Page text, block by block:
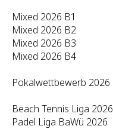
Mixed 2026 B1
Mixed 2026 B2
Mixed 2026 B3
Mixed 2026 B4
Pokalwettbewerb 2026
Beach Tennis Liga 2026
Padel Liga BaWü 2026